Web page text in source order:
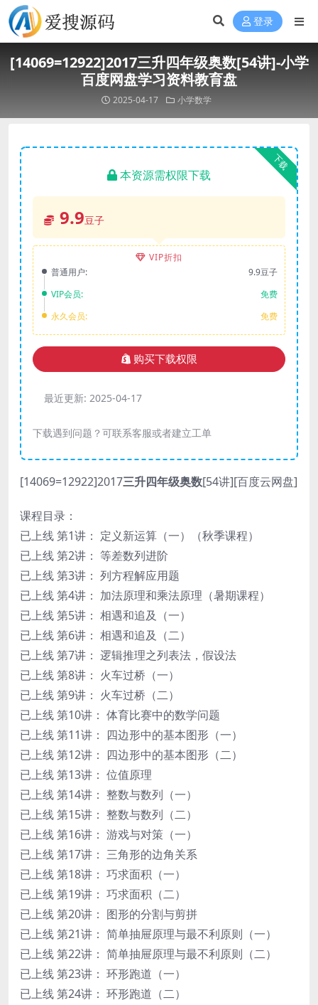
登录
[14069=12922]2017三升四年级奥数[54讲]-小学
百度网盘学习资料教育盘
2025-04-17 小学数学
下载
本资源需权限下载
9.9豆子
VIP折扣
普通用户:
9.9豆子
VIP会员:
免费
永久会员:
免费
购买下载权限
最近更新: 2025-04-17
下载遇到问题？可联系客服或者建立工单
[14069=12922]2017三升四年级奥数[54讲][百度云网盘]
课程目录：
已上线 第1讲： 定义新运算（一）（秋季课程）
已上线 第2讲： 等差数列进阶
已上线 第3讲： 列方程解应用题
已上线 第4讲： 加法原理和乘法原理（暑期课程）
已上线 第5讲： 相遇和追及（一）
已上线 第6讲： 相遇和追及（二）
已上线 第7讲： 逻辑推理之列表法，假设法
已上线 第8讲： 火车过桥（一）
已上线 第9讲： 火车过桥（二）
已上线 第10讲： 体育比赛中的数学问题
已上线 第11讲： 四边形中的基本图形（一）
已上线 第12讲： 四边形中的基本图形（二）
已上线 第13讲： 位值原理
已上线 第14讲： 整数与数列（一）
已上线 第15讲： 整数与数列（二）
已上线 第16讲： 游戏与对策（一）
已上线 第17讲： 三角形的边角关系
已上线 第18讲： 巧求面积（一）
已上线 第19讲： 巧求面积（二）
已上线 第20讲： 图形的分割与剪拼
已上线 第21讲： 简单抽屉原理与最不利原则（一）
已上线 第22讲： 简单抽屉原理与最不利原则（二）
已上线 第23讲： 环形跑道（一）
已上线 第24讲： 环形跑道（二）